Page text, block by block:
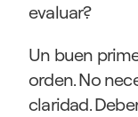
evaluar?
Un buen
orden. No
claridad.